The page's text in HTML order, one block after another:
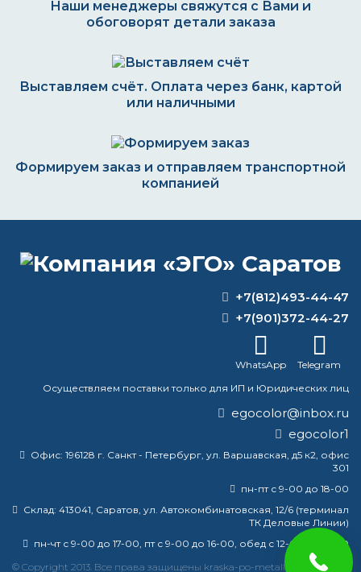
Наши менеджеры свяжутся с Вами и
обоговорят детали заказа
Выставляем счёт. Оплата через банк, картой
или наличными
Формируем заказ и отправляем транспортной
компанией
ВОПРОС-ОТВЕТ
Нужно ли смывать старую
Чем можно заменить уайт-спирит для
разбавления краски?
Чем покрасить печку внутри?
Какие агрегаты используются для
краска эмаль купить грунт металла
+7(812)493-44-47
+7(901)372-44-27
WhatsApp
Telegram
Осуществляем поставки только для ИП и Юридических лиц
egocolor@inbox.ru
egocolor1
Офис: 196128 г. Санкт - Петербург, ул. Варшавская, д5 к2, офис
301
пн-пт с 9-00 до 18-00
Склад: 413041, Саратов, ул. Автокомбинатовская, 12/6 (терминал
ТК Деловые Линии)
пн-чт с 9-00 до 17-00, пт с 9-00 до 16-00, обед с 12-00 до 13-00
© Copyright 2013. Все права защищены kraska-po-metallu-saratov.ru